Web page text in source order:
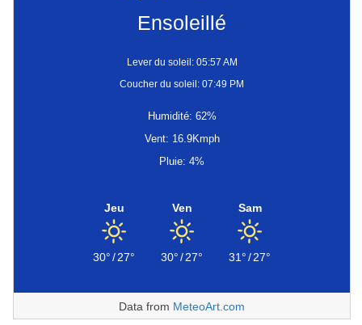
Ensoleillé
Lever du soleil: 05:57 AM
Coucher du soleil: 07:49 PM
Humidité: 62%
Vent: 16.9Kmph
Pluie: 4%
Jeu
30°/27°
Ven
30°/27°
Sam
31°/27°
Data from MeteoArt.com